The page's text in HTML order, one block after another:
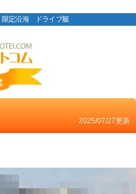
定沿海 ドライブ艇
2025/07/27更新